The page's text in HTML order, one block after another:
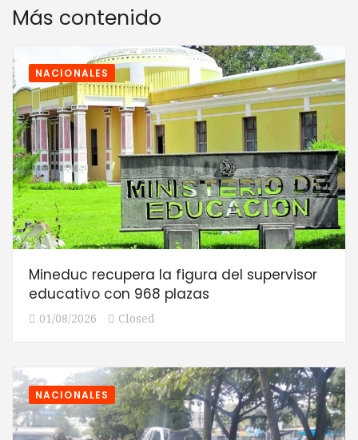
Más contenido
NACIONALES
Mineduc recupera la figura del supervisor
educativo con 968 plazas
01/08/2026 Closed
NACIONALES